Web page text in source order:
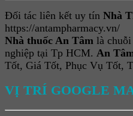
Đối tác liên kết uy tín Nhà
https://antampharmacy.vn/
Nhà thuốc An Tâm là
nghiệp tại Tp HCM. An
Tốt, Giá Tốt, Phục Vụ Tốt,
VỊ TRÍ GOOGLE